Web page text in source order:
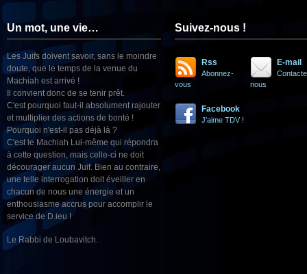
Un mot, une vie…
Les Juifs doivent savoir, sans le moindre
doute, que le temps de la venue du
Machiah est arrivé !
Il convient donc de se tenir prêt.
C'est pourquoi faut-il absolument rajouter
et multiplier des actions de bonté !
Pourquoi n'est-il pas déjà là ?
C'est le Machiah Lui-même qui répondra
à cette question, mais celle-ci ne doit
décourager aucun Juif. Bien au contraire,
une telle interrogation doit éveiller en
chacun de nous une énergie et un
enthousiasme accrus pour accomplir le
service de D.ieu !
Le Rabbi de Loubavitch.
Suivez-nous !
Rss
Abonnez-
vous
E-mail
nous
Facebook
J'aime TDV !